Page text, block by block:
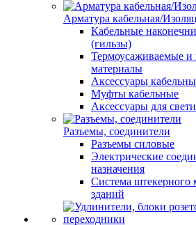
Арматура кабельная/
Кабельные
(гильзы)
Термоусаживаемые и
материалы
Аксессуары
Муфты кабельные
Аксессуары для
Разъемы, соединители
Разъемы силовые
Электрические
назначения
Система штекерного
зданий